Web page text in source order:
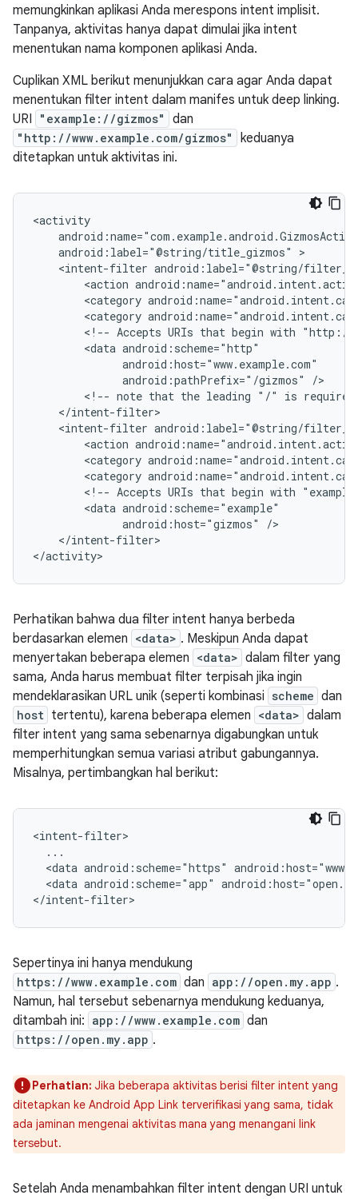
memungkinkan aplikasi Anda merespons intent implisit.
Tanpanya, aktivitas hanya dapat dimulai jika intent
menentukan nama komponen aplikasi Anda.
Cuplikan XML berikut menunjukkan cara agar Anda dapat
menentukan filter intent dalam manifes untuk deep linking.
URI
"example://gizmos" dan
"http://www.example.com/gizmos"
keduanya
ditetapkan untuk aktivitas ini.
android:label="@string/title_gizmos"
<intent-filter
<action
<category
<category
<!-- Accepts URIs that begin with "http://
<data
android:pathPrefix="/gizmos"
<!-- note that the leading "/" is required
<intent-filter
<action
<category
<category
<!-- Accepts URIs that begin with
<data
android:host="gizmos"
</intent-filter>
Perhatikan bahwa dua filter intent hanya berbeda
berdasarkan elemen <data> . Meskipun Anda dapat
menyertakan beberapa elemen <data> dalam filter yang
sama, Anda harus membuat filter terpisah jika ingin
mendeklarasikan URL unik (seperti kombinasi scheme dan
host tertentu), karena beberapa elemen <data> dalam
filter intent yang sama sebenarnya digabungkan untuk
memperhitungkan semua variasi atribut gabungannya.
Misalnya, pertimbangkan hal berikut:
<data android:scheme="https"
<data android:scheme="app"
Sepertinya ini hanya mendukung
https://www.example.com dan app://open.my.app .
Namun, hal tersebut sebenarnya mendukung keduanya,
ditambah ini: app://www.example.com dan
https://open.my.app .
Perhatian: Jika beberapa aktivitas berisi filter intent yang
ditetapkan ke Android App Link terverifikasi yang sama, tidak
ada jaminan mengenai aktivitas mana yang menangani link
tersebut.
Setelah Anda menambahkan filter intent dengan URI untuk